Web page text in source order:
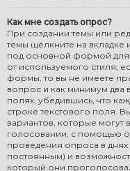
Как мне создать опрос?
При создании темы или
темы щёлкните на
под основной формой для
от используемого стиля;
формы, то вы не имеете
вопрос и как минимум два
полях, убедившись, что
строке текстового поля.
вариантов, которые могут
голосовании, с помощью
проведения опроса в днях
постоянным) и
который они